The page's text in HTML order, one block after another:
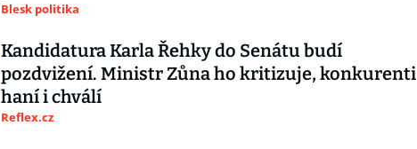
Blesk politika
Kandidatura Karla Řehky do Senátu budí
pozdvižení. Ministr Zůna ho kritizuje, konkurenti
haní i chválí
Reflex.cz